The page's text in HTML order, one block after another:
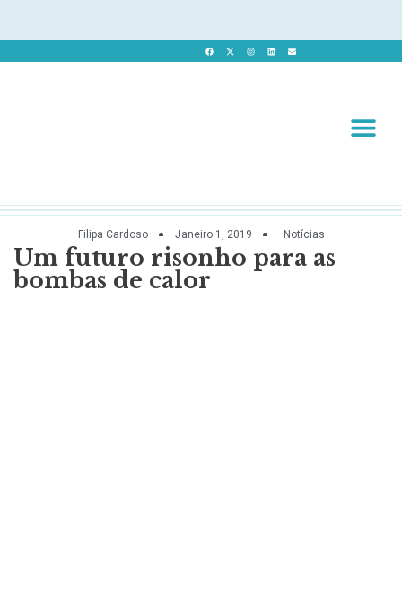
Filipa Cardoso Janeiro 1, 2019 Notícias
Um futuro risonho para as
bombas de calor